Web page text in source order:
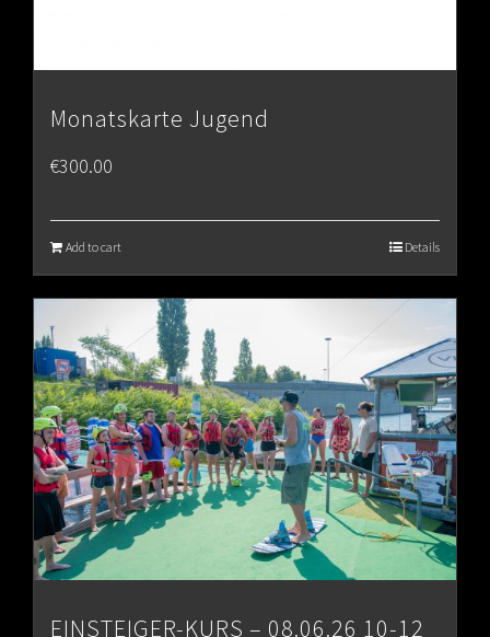
Monatskarte Jugend
€300.00
Add to cart Details
EINSTEIGER-KURS – 08.06.26 10-12